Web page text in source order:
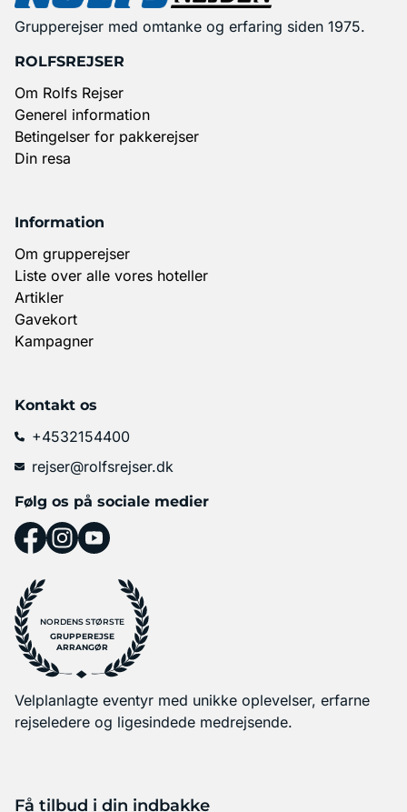
Grupperejser med omtanke og erfaring siden 1975.
ROLFSREJSER
Om Rolfs Rejser
Generel information
Betingelser for pakkerejser
Din resa
Information
Om grupperejser
Liste over alle vores hoteller
Artikler
Gavekort
Kampagner
Kontakt os
+4532154400
rejser@rolfsrejser.dk
Følg os på sociale medier
NORDENS STØRSTE
GRUPPEREJSE
ARRANGØR
Velplanlagte eventyr med unikke oplevelser, erfarne
rejseledere og ligesindede medrejsende.
Få tilbud i din indbakke